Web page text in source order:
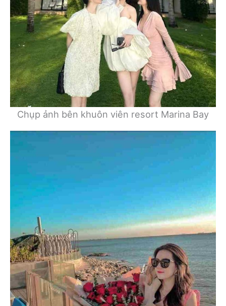
Chụp ảnh bên khuôn viên resort Marina Bay